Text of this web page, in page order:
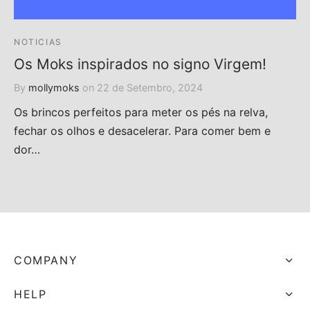
NOTICIAS
Os Moks inspirados no signo Virgem!
By mollymoks on 22 de Setembro, 2024
Os brincos perfeitos para meter os pés na relva,
fechar os olhos e desacelerar. Para comer bem e
dor…
COMPANY
HELP